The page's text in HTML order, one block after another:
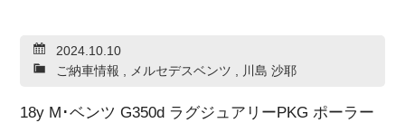
アフターサービス
2024.10.10
ご納車情報 , メルセデスベンツ , 川島 沙耶
18y M･ベンツ G350d ラグジュアリーPKG ポーラー